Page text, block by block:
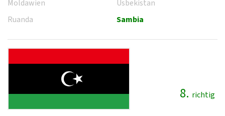
Moldawien
Ruanda
Usbekistan
Sambia
8. richtig